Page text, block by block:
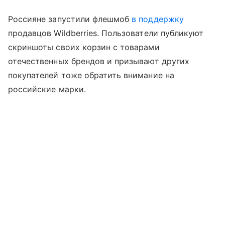
Россияне запустили флешмоб в поддержку
продавцов Wildberries. Пользователи публикуют
скриншоты своих корзин с товарами
отечественных брендов и призывают других
покупателей тоже обратить внимание на
российские марки.